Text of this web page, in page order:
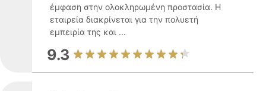
έμφαση στην ολοκληρωμένη προστασία. Η
εταιρεία διακρίνεται για την πολυετή
εμπειρία της και ...
9.3